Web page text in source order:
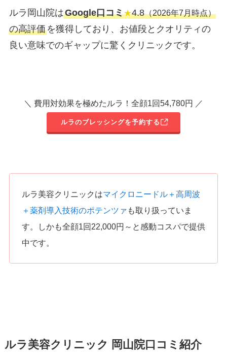
ルラ岡山院はGoogle口コミ★4.8（2026年7月時点）
の高評価を獲得しており、お値段とクオリティの
良い意味でのギャップに驚くクリニックです。
＼ 費用対効果を極めたルラ！全顔1回54,780円 ／
ルラのブレッシングを予約する
ルラ美容クリニックはマイクロニードル＋高周波
＋薬剤導入技術のポテンツァ も取り扱っていま
す。しかも全顔1回22,000円～と感動コスパで提供
中です。
ルラ美容クリニック 岡山院口コミ紹介